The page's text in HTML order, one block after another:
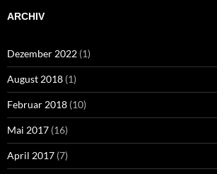
ARCHIV
Dezember 2022 (1)
August 2018 (1)
Februar 2018 (10)
Mai 2017 (16)
April 2017 (7)